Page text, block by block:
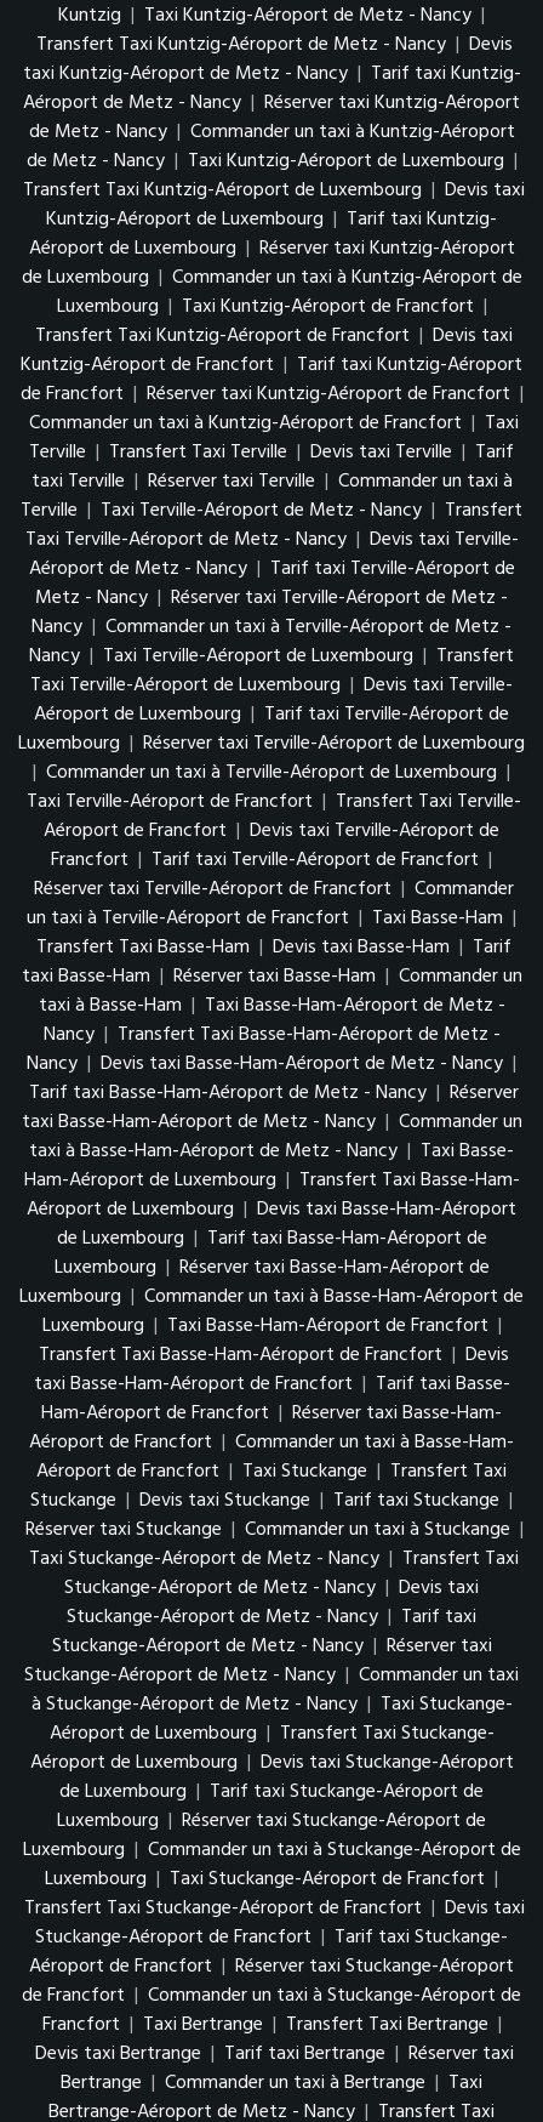
Kuntzig | Taxi Kuntzig-Aéroport de Metz - Nancy |
Transfert Taxi Kuntzig-Aéroport de Metz - Nancy | Devis
taxi Kuntzig-Aéroport de Metz - Nancy | Tarif taxi Kuntzig-
Aéroport de Metz - Nancy | Réserver taxi Kuntzig-Aéroport
de Metz - Nancy | Commander un taxi à Kuntzig-Aéroport
de Metz - Nancy | Taxi Kuntzig-Aéroport de Luxembourg |
Transfert Taxi Kuntzig-Aéroport de Luxembourg | Devis taxi
Kuntzig-Aéroport de Luxembourg | Tarif taxi Kuntzig-
Aéroport de Luxembourg | Réserver taxi Kuntzig-Aéroport
de Luxembourg | Commander un taxi à Kuntzig-Aéroport de
Luxembourg | Taxi Kuntzig-Aéroport de Francfort |
Transfert Taxi Kuntzig-Aéroport de Francfort | Devis taxi
Kuntzig-Aéroport de Francfort | Tarif taxi Kuntzig-Aéroport
de Francfort | Réserver taxi Kuntzig-Aéroport de Francfort |
Commander un taxi à Kuntzig-Aéroport de Francfort | Taxi
Terville | Transfert Taxi Terville | Devis taxi Terville | Tarif
taxi Terville | Réserver taxi Terville | Commander un taxi à
Terville | Taxi Terville-Aéroport de Metz - Nancy | Transfert
Taxi Terville-Aéroport de Metz - Nancy | Devis taxi Terville-
Aéroport de Metz - Nancy | Tarif taxi Terville-Aéroport de
Metz - Nancy | Réserver taxi Terville-Aéroport de Metz -
Nancy | Commander un taxi à Terville-Aéroport de Metz -
Nancy | Taxi Terville-Aéroport de Luxembourg | Transfert
Taxi Terville-Aéroport de Luxembourg | Devis taxi Terville-
Aéroport de Luxembourg | Tarif taxi Terville-Aéroport de
Luxembourg | Réserver taxi Terville-Aéroport de Luxembourg
| Commander un taxi à Terville-Aéroport de Luxembourg |
Taxi Terville-Aéroport de Francfort | Transfert Taxi Terville-
Aéroport de Francfort | Devis taxi Terville-Aéroport de
Francfort | Tarif taxi Terville-Aéroport de Francfort |
Réserver taxi Terville-Aéroport de Francfort | Commander
un taxi à Terville-Aéroport de Francfort | Taxi Basse-Ham |
Transfert Taxi Basse-Ham | Devis taxi Basse-Ham | Tarif
taxi Basse-Ham | Réserver taxi Basse-Ham | Commander un
taxi à Basse-Ham | Taxi Basse-Ham-Aéroport de Metz -
Nancy | Transfert Taxi Basse-Ham-Aéroport de Metz -
Nancy | Devis taxi Basse-Ham-Aéroport de Metz - Nancy |
Tarif taxi Basse-Ham-Aéroport de Metz - Nancy | Réserver
taxi Basse-Ham-Aéroport de Metz - Nancy | Commander un
taxi à Basse-Ham-Aéroport de Metz - Nancy | Taxi Basse-
Ham-Aéroport de Luxembourg | Transfert Taxi Basse-Ham-
Aéroport de Luxembourg | Devis taxi Basse-Ham-Aéroport
de Luxembourg | Tarif taxi Basse-Ham-Aéroport de
Luxembourg | Réserver taxi Basse-Ham-Aéroport de
Luxembourg | Commander un taxi à Basse-Ham-Aéroport de
Luxembourg | Taxi Basse-Ham-Aéroport de Francfort |
Transfert Taxi Basse-Ham-Aéroport de Francfort | Devis
taxi Basse-Ham-Aéroport de Francfort | Tarif taxi Basse-
Ham-Aéroport de Francfort | Réserver taxi Basse-Ham-
Aéroport de Francfort | Commander un taxi à Basse-Ham-
Aéroport de Francfort | Taxi Stuckange | Transfert Taxi
Stuckange | Devis taxi Stuckange | Tarif taxi Stuckange |
Réserver taxi Stuckange | Commander un taxi à Stuckange |
Taxi Stuckange-Aéroport de Metz - Nancy | Transfert Taxi
Stuckange-Aéroport de Metz - Nancy | Devis taxi
Stuckange-Aéroport de Metz - Nancy | Tarif taxi
Stuckange-Aéroport de Metz - Nancy | Réserver taxi
Stuckange-Aéroport de Metz - Nancy | Commander un taxi
à Stuckange-Aéroport de Metz - Nancy | Taxi Stuckange-
Aéroport de Luxembourg | Transfert Taxi Stuckange-
Aéroport de Luxembourg | Devis taxi Stuckange-Aéroport
de Luxembourg | Tarif taxi Stuckange-Aéroport de
Luxembourg | Réserver taxi Stuckange-Aéroport de
Luxembourg | Commander un taxi à Stuckange-Aéroport de
Luxembourg | Taxi Stuckange-Aéroport de Francfort |
Transfert Taxi Stuckange-Aéroport de Francfort | Devis taxi
Stuckange-Aéroport de Francfort | Tarif taxi Stuckange-
Aéroport de Francfort | Réserver taxi Stuckange-Aéroport
de Francfort | Commander un taxi à Stuckange-Aéroport de
Francfort | Taxi Bertrange | Transfert Taxi Bertrange |
Devis taxi Bertrange | Tarif taxi Bertrange | Réserver taxi
Bertrange | Commander un taxi à Bertrange | Taxi
Bertrange-Aéroport de Metz - Nancy | Transfert Taxi